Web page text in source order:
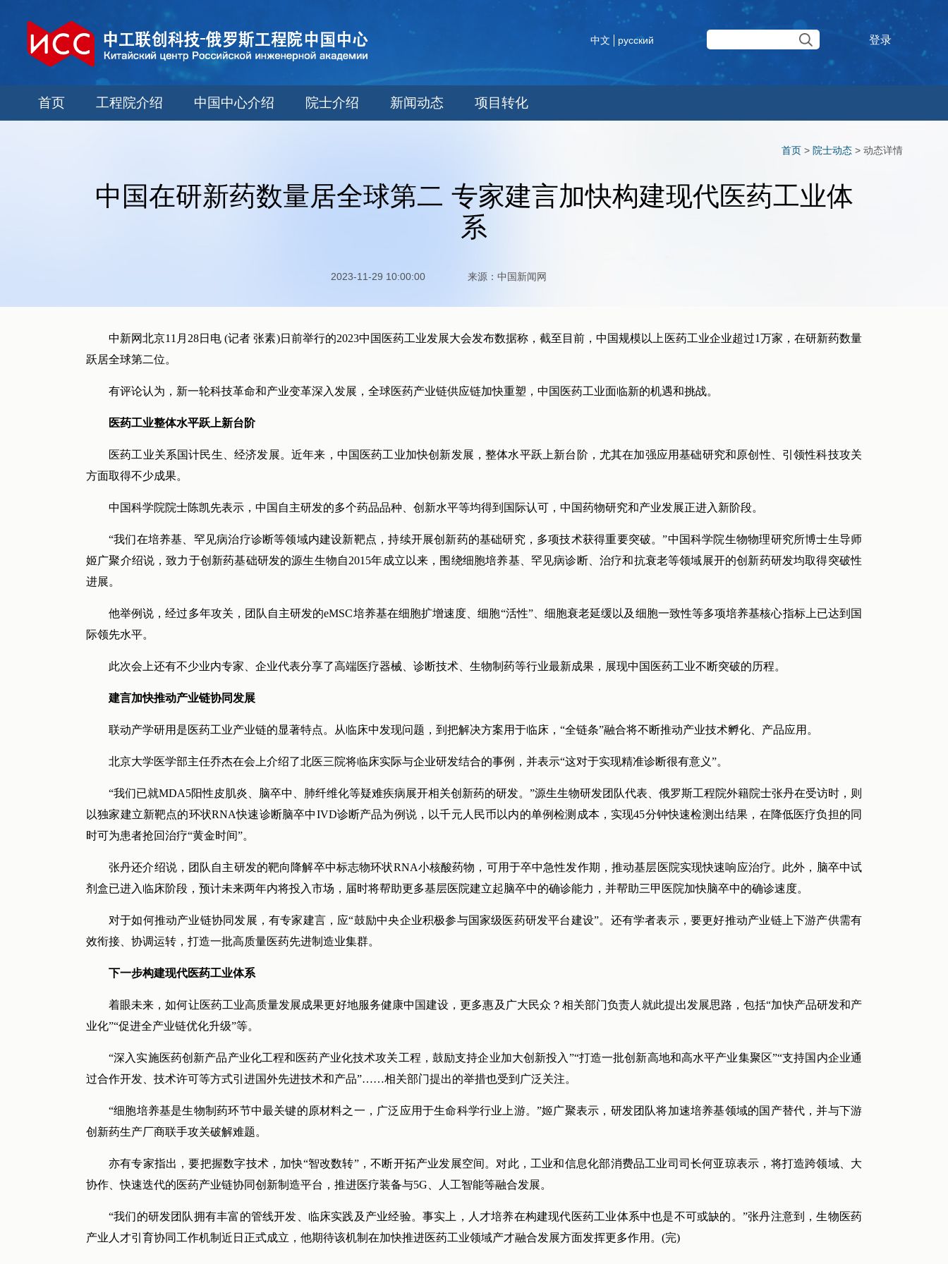
中文 русский 登录
首页 工程院介绍 中国中心介绍 院士介绍 新闻动态 项目转化
首页 > 院士动态 > 动态详情
中国在研新药数量居全球第二 专家建言加快构建现代医药工业体
系
2023-11-29 10:00:00 来源：中国新闻网
中新网北京11月28日电 (记者 张素)日前举行的2023中国医药工业发展大会发布数据称，截至目前，中国规模以上医药工业企业超过1万家，在研新药数量
跃居全球第二位。
有评论认为，新一轮科技革命和产业变革深入发展，全球医药产业链供应链加快重塑，中国医药工业面临新的机遇和挑战。
医药工业整体水平跃上新台阶
医药工业关系国计民生、经济发展。近年来，中国医药工业加快创新发展，整体水平跃上新台阶，尤其在加强应用基础研究和原创性、引领性科技攻关
方面取得不少成果。
中国科学院院士陈凯先表示，中国自主研发的多个药品品种、创新水平等均得到国际认可，中国药物研究和产业发展正进入新阶段。
“我们在培养基、罕见病治疗诊断等领域内建设新靶点，持续开展创新药的基础研究，多项技术获得重要突破。”中国科学院生物物理研究所博士生导师
姬广聚介绍说，致力于创新药基础研发的源生生物自2015年成立以来，围绕细胞培养基、罕见病诊断、治疗和抗衰老等领域展开的创新药研发均取得突破性
进展。
他举例说，经过多年攻关，团队自主研发的eMSC培养基在细胞扩增速度、细胞“活性”、细胞衰老延缓以及细胞一致性等多项培养基核心指标上已达到国
际领先水平。
此次会上还有不少业内专家、企业代表分享了高端医疗器械、诊断技术、生物制药等行业最新成果，展现中国医药工业不断突破的历程。
建言加快推动产业链协同发展
联动产学研用是医药工业产业链的显著特点。从临床中发现问题，到把解决方案用于临床，“全链条”融合将不断推动产业技术孵化、产品应用。
北京大学医学部主任乔杰在会上介绍了北医三院将临床实际与企业研发结合的事例，并表示“这对于实现精准诊断很有意义”。
“我们已就MDA5阳性皮肌炎、脑卒中、肺纤维化等疑难疾病展开相关创新药的研发。”源生生物研发团队代表、俄罗斯工程院外籍院士张丹在受访时，则
以独家建立新靶点的环状RNA快速诊断脑卒中IVD诊断产品为例说，以千元人民币以内的单例检测成本，实现45分钟快速检测出结果，在降低医疗负担的同
时可为患者抢回治疗“黄金时间”。
张丹还介绍说，团队自主研发的靶向降解卒中标志物环状RNA小核酸药物，可用于卒中急性发作期，推动基层医院实现快速响应治疗。此外，脑卒中试
剂盒已进入临床阶段，预计未来两年内将投入市场，届时将帮助更多基层医院建立起脑卒中的确诊能力，并帮助三甲医院加快脑卒中的确诊速度。
对于如何推动产业链协同发展，有专家建言，应“鼓励中央企业积极参与国家级医药研发平台建设”。还有学者表示，要更好推动产业链上下游产供需有
效衔接、协调运转，打造一批高质量医药先进制造业集群。
下一步构建现代医药工业体系
着眼未来，如何让医药工业高质量发展成果更好地服务健康中国建设，更多惠及广大民众？相关部门负责人就此提出发展思路，包括“加快产品研发和产
业化”“促进全产业链优化升级”等。
“深入实施医药创新产品产业化工程和医药产业化技术攻关工程，鼓励支持企业加大创新投入”“打造一批创新高地和高水平产业集聚区”“支持国内企业通
过合作开发、技术许可等方式引进国外先进技术和产品”……相关部门提出的举措也受到广泛关注。
“细胞培养基是生物制药环节中最关键的原材料之一，广泛应用于生命科学行业上游。”姬广聚表示，研发团队将加速培养基领域的国产替代，并与下游
创新药生产厂商联手攻关破解难题。
亦有专家指出，要把握数字技术，加快“智改数转”，不断开拓产业发展空间。对此，工业和信息化部消费品工业司司长何亚琼表示，将打造跨领域、大
协作、快速迭代的医药产业链协同创新制造平台，推进医疗装备与5G、人工智能等融合发展。
“我们的研发团队拥有丰富的管线开发、临床实践及产业经验。事实上，人才培养在构建现代医药工业体系中也是不可或缺的。”张丹注意到，生物医药
产业人才引育协同工作机制近日正式成立，他期待该机制在加快推进医药工业领域产才融合发展方面发挥更多作用。(完)